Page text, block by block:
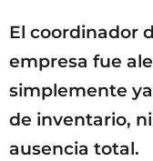
El coordinador
empresa fue
simplemente
de inventario,
ausencia total.